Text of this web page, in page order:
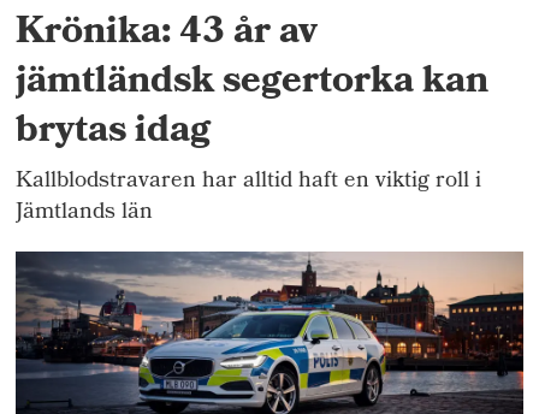
Krönika: 43 år av
jämtländsk segertorka kan
brytas idag
Kallblodstravaren har alltid haft en viktig roll i
Jämtlands län